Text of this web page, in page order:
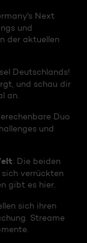
Next
und
der aktuellen
Deutschlands!
und schau dir
an.
Duo
und
: Die beiden
verrückten
gibt es hier.
sich ihren
Streame